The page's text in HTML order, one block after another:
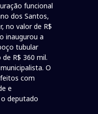
funcional
dos Santos,
no valor de R$
inaugurou a
tubular
R$ 360 mil.
O
com
e
deputado